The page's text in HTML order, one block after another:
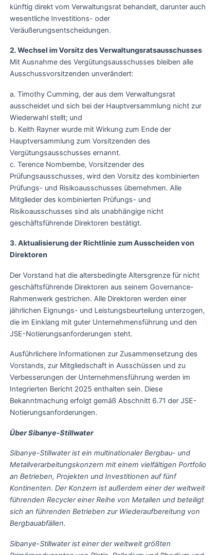
künftig direkt vom Verwaltungsrat behandelt, darunter auch
wesentliche Investitions- oder
Veräußerungsentscheidungen.
2. Wechsel im Vorsitz des Verwaltungsratsausschusses
Mit Ausnahme des Vergütungsausschusses bleiben alle
Ausschussvorsitzenden unverändert:
a. Timothy Cumming, der aus dem Verwaltungsrat
ausscheidet und sich bei der Hauptversammlung nicht zur
Wiederwahl stellt; und
b. Keith Rayner wurde mit Wirkung zum Ende der
Hauptversammlung zum Vorsitzenden des
Vergütungsausschusses ernannt.
c. Terence Nombembe, Vorsitzender des
Prüfungsausschusses, wird den Vorsitz des kombinierten
Prüfungs- und Risikoausschusses übernehmen. Alle
Mitglieder des kombinierten Prüfungs- und
Risikoausschusses sind als unabhängige nicht
geschäftsführende Direktoren bestätigt.
3. Aktualisierung der Richtlinie zum Ausscheiden von
Direktoren
Der Vorstand hat die altersbedingte Altersgrenze für nicht
geschäftsführende Direktoren aus seinem Governance-
Rahmenwerk gestrichen. Alle Direktoren werden einer
jährlichen Eignungs- und Leistungsbeurteilung unterzogen,
die im Einklang mit guter Unternehmensführung und den
JSE-Notierungsanforderungen steht.
Ausführlichere Informationen zur Zusammensetzung des
Vorstands, zur Mitgliedschaft in Ausschüssen und zu
Verbesserungen der Unternehmensführung werden im
Integrierten Bericht 2025 enthalten sein. Diese
Bekanntmachung erfolgt gemäß Abschnitt 6.71 der JSE-
Notierungsanforderungen.
Über Sibanye-Stillwater
Sibanye-Stillwater ist ein multinationaler Bergbau- und
Metallverarbeitungskonzern mit einem vielfältigen Portfolio
an Betrieben, Projekten und Investitionen auf fünf
Kontinenten. Der Konzern ist außerdem einer der weltweit
führenden Recycler einer Reihe von Metallen und beteiligt
sich an führenden Betrieben zur Wiederaufbereitung von
Bergbauabfällen.
Sibanye-Stillwater ist einer der weltweit größten